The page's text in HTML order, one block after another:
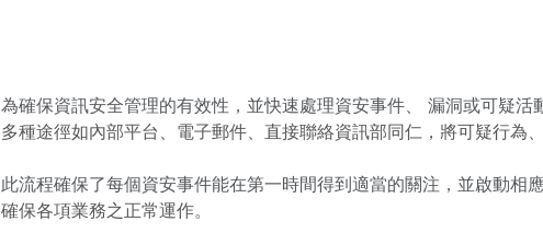
為確保資訊安全管理的有效性，並快速處理資安事件、 漏洞或可疑活
多種途徑如內部平台、電子郵件、直接聯絡資訊部同仁，將可疑行為
此流程確保了每個資安事件能在第一時間得到適當的關注，並啟動相
確保各項業務之正常運作。